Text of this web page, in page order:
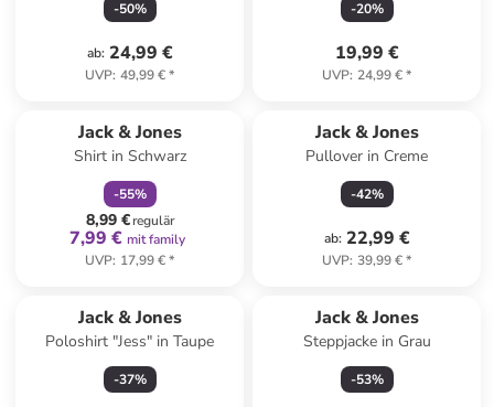
-50%
ab: 24,99 €
UVP: 49,99 €*
-20%
19,99 €
UVP: 24,99 €*
Jack & Jones
Shirt in Schwarz
-55%
8,99 €regulär
7,99 € mit family
UVP: 17,99 €*
Jack & Jones
Pullover in Creme
-42%
ab: 22,99 €
UVP: 39,99 €*
Jack & Jones
Poloshirt "Jess" in Taupe
-37%
Jack & Jones
Steppjacke in Grau
-53%